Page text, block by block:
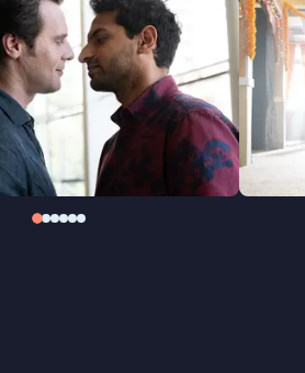
over wat dat betekent?
is een feelgood romcom vol
dromen en de zoektocht
je écht jezelf mag zijn. Regisseur
leven een relatie met
die Naveen speelt. Theaterster
) vertolkt de rol van Jay.
werd op meerdere